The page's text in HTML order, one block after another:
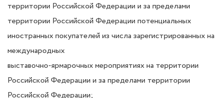
территории Российской Федерации и за пределами
территории Российской Федерации потенциальных
иностранных покупателей из числа зарегистрированных на
международных
выставочно-ярмарочных мероприятиях на территории
Российской Федерации и за пределами территории
Российской Федерации;